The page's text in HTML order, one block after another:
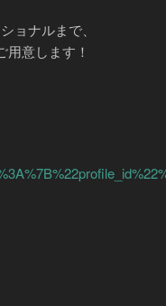
ョナルまで、
意します！